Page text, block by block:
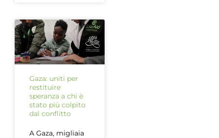
Gaza: uniti per
restituire
speranza a chi è
stato più colpito
dal conflitto
A Gaza, migliaia